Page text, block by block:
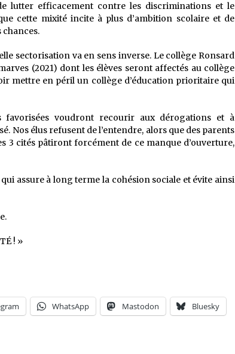
lutter efficacement contre les discriminations et le
cette mixité incite à plus d’ambition scolaire et de
chances.
sectorisation va en sens inverse. Le collège Ronsard
(2021) dont les élèves seront affectés au collège
mettre en péril un collège d’éducation prioritaire qui
favorisées voudront recourir aux dérogations et à
Nos élus refusent de l’entendre, alors que des parents
3 cités pâtiront forcément de ce manque d’ouverture,
assure à long terme la cohésion sociale et évite ainsi
! »
WhatsApp Mastodon Bluesky